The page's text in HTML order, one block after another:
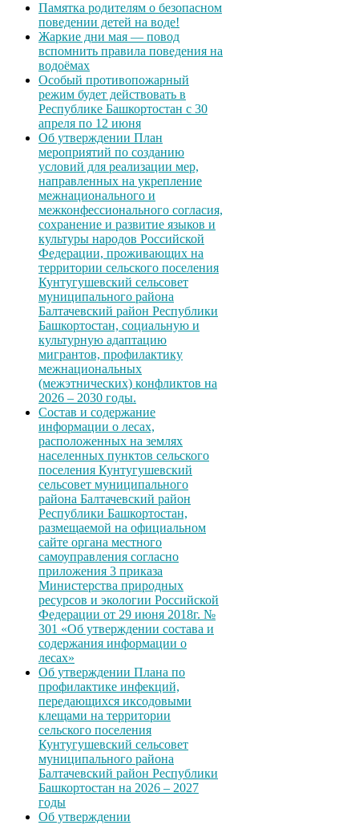
Памятка родителям о безопасном
поведении детей на воде!
Жаркие дни мая — повод
вспомнить правила поведения на
водоёмах
Особый противопожарный
режим будет действовать в
Республике Башкортостан с 30
апреля по 12 июня
Об утверждении План
мероприятий по созданию
условий для реализации мер,
направленных на укрепление
межнационального и
межконфессионального согласия,
сохранение и развитие языков и
культуры народов Российской
Федерации, проживающих на
территории сельского поселения
Кунтугушевский сельсовет
муниципального района
Балтачевский район Республики
Башкортостан, социальную и
культурную адаптацию
мигрантов, профилактику
межнациональных
(межэтнических) конфликтов на
2026 – 2030 годы.
Состав и содержание
информации о лесах,
расположенных на землях
населенных пунктов сельского
поселения Кунтугушевский
сельсовет муниципального
района Балтачевский район
Республики Башкортостан,
размещаемой на официальном
сайте органа местного
самоуправления согласно
приложения 3 приказа
Министерства природных
ресурсов и экологии Российской
Федерации от 29 июня 2018г. №
301 «Об утверждении состава и
содержания информации о
лесах»
Об утверждении Плана по
профилактике инфекций,
передающихся иксодовыми
клещами на территории
сельского поселения
Кунтугушевский сельсовет
муниципального района
Балтачевский район Республики
Башкортостан на 2026 – 2027
годы
Об утверждении